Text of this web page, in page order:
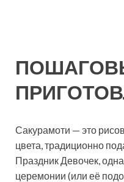
Сакурамоти — это
цвета, традиционно
Праздник Девочек,
церемонии (или её